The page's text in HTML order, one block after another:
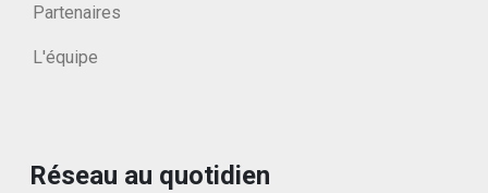
Partenaires
L'équipe
Réseau au quotidien